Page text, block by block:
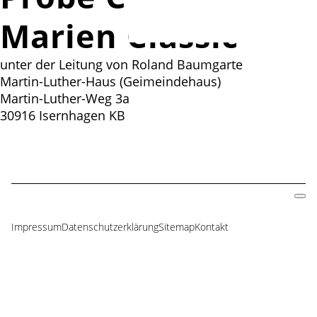
Marien Classic
unter der Leitung von Roland Baumgarte
Martin-Luther-Haus (Geimeindehaus)
Martin-Luther-Weg 3a
30916 Isernhagen KB
Navigation
ImpressumDatenschutzerklärungSitemapKontakt